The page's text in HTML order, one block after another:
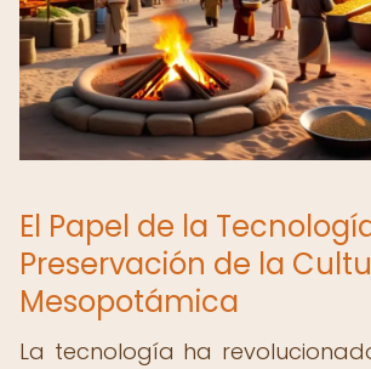
El Papel de la
Preservación de la
Mesopotámica
La tecnología ha